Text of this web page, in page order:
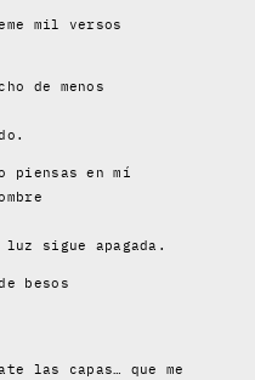
mil versos
de menos
piensas en mí
sigue apagada.
besos
las capas… que me